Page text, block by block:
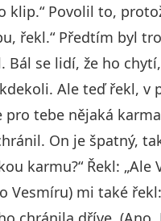
klip.“ Povolil to,
řekl.“ Předtím byl
se lidí, že ho
Ale teď řekl, v
tebe nějaká
On je špatný,
karmu?“ Řekl: „Ale
Vesmíru) mi také